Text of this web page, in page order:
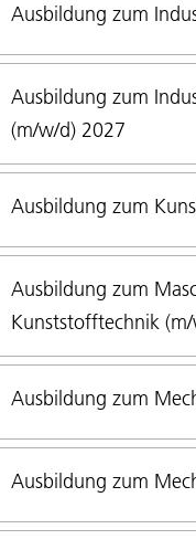
Ausbildung zum
Ausbildung zum
(m/w/d) 2027
Ausbildung zum
Ausbildung zum
Kunststofftechnik
Ausbildung zum
Ausbildung zum